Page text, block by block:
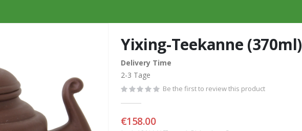
Yixing-Teekanne (370ml)
Delivery Time
2-3 Tage
Be the first to review this product
€158.00